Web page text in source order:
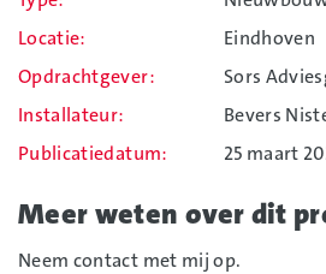
Locatie
Eindhoven
Opdrachtgever
Sors
Installateur
Bevers
Publicatiedatum
25 maart
Meer weten over dit
Neem contact met mij op.